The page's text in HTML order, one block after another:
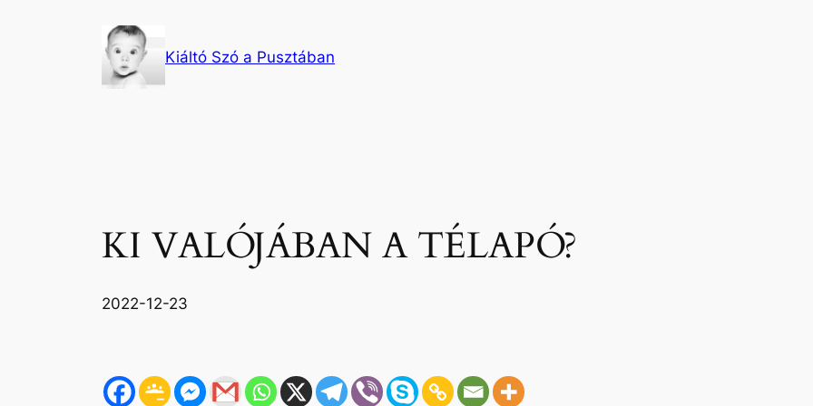
Kiáltó Szó a Pusztában
KI VALÓJÁBAN A TÉLAPÓ?
2022-12-23